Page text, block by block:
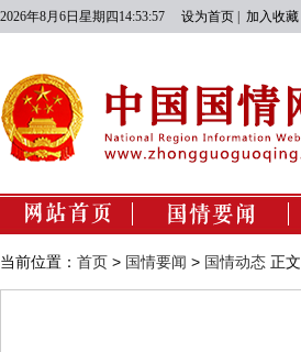
2026年8月6日星期四14:53:58 设为首页 加入收藏
国情动态
当前位置： 首页 > 国情要闻 > 国情动态 正文